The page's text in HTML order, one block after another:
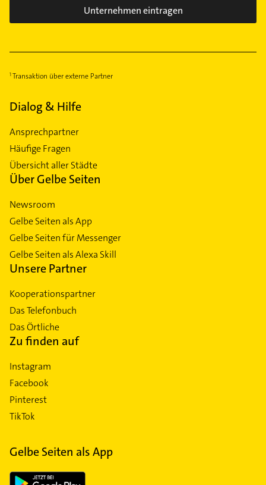
Unternehmen eintragen
Transaktion über externe Partner
Dialog & Hilfe
Ansprechpartner
Häufige Fragen
Übersicht aller Städte
Über Gelbe Seiten
Newsroom
Gelbe Seiten als App
Gelbe Seiten für Messenger
Gelbe Seiten als Alexa Skill
Unsere Partner
Kooperationspartner
Das Telefonbuch
Das Örtliche
Zu finden auf
Instagram
Facebook
Pinterest
TikTok
Gelbe Seiten als App